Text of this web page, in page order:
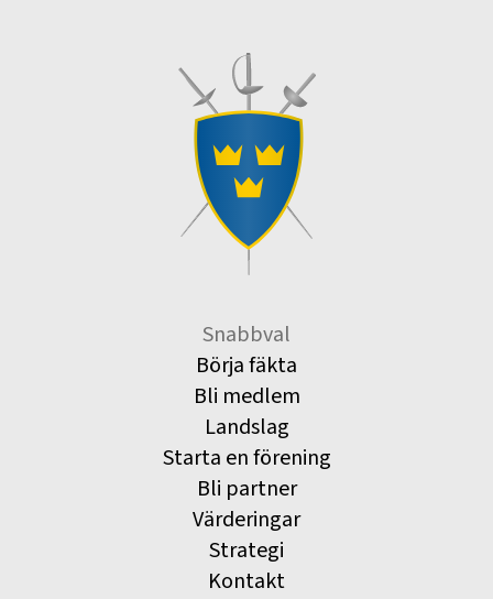
Snabbval
Börja fäkta
Bli medlem
Landslag
Starta en förening
Bli partner
Värderingar
Strategi
Kontakt